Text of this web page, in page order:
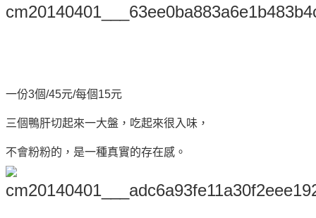
一份3個/45元/每個15元
三個鴨肝切起來一大盤，吃起來很入味，
不會粉粉的，是一種真實的存在感。